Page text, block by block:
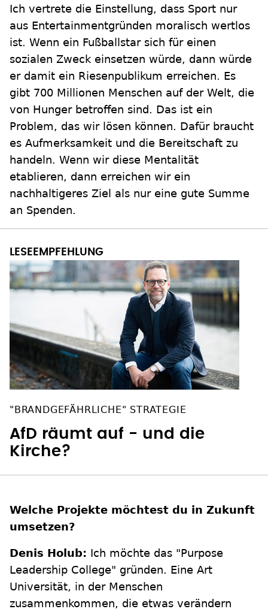
Ich vertrete die Einstellung, dass Sport nur
aus Entertainmentgründen moralisch wertlos
ist. Wenn ein Fußballstar sich für einen
sozialen Zweck einsetzen würde, dann würde
er damit ein Riesenpublikum erreichen. Es
gibt 700 Millionen Menschen auf der Welt, die
von Hunger betroffen sind. Das ist ein
Problem, das wir lösen können. Dafür braucht
es Aufmerksamkeit und die Bereitschaft zu
handeln. Wenn wir diese Mentalität
etablieren, dann erreichen wir ein
nachhaltigeres Ziel als nur eine gute Summe
an Spenden.
"BRANDGEFÄHRLICHE" STRATEGIE
AfD räumt auf - und die
Kirche?
Welche Projekte möchtest du in Zukunft
umsetzen?
Denis Holub: Ich möchte das "Purpose
Leadership College" gründen. Eine Art
Universität, in der Menschen
zusammenkommen, die etwas verändern